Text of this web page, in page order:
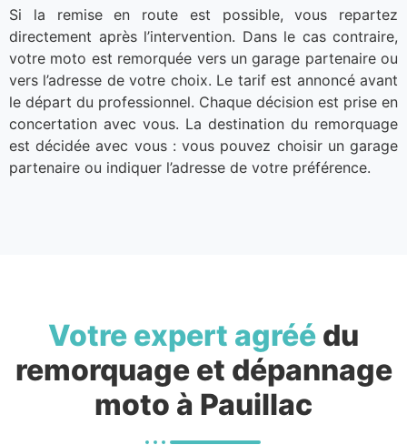
Si la remise en route est possible, vous repartez
directement après l’intervention. Dans le cas contraire,
votre moto est remorquée vers un garage partenaire ou
vers l’adresse de votre choix. Le tarif est annoncé avant
le départ du professionnel. Chaque décision est prise en
concertation avec vous. La destination du remorquage
est décidée avec vous : vous pouvez choisir un garage
partenaire ou indiquer l’adresse de votre préférence.
Votre expert agréé du
remorquage et dépannage
moto à Pauillac